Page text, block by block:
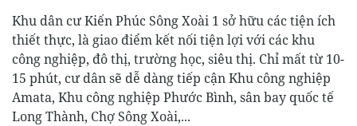
Khu dân cư Kiến Phúc Sông Xoài 1 sở hữu các tiện ích
thiết thực, là giao điểm kết nối tiện lợi với các khu
công nghiệp, đô thị, trường học, siêu thị. Chỉ mất từ 10-
15 phút, cư dân sẽ dễ dàng tiếp cận Khu công nghiệp
Amata, Khu công nghiệp Phước Bình, sân bay quốc tế
Long Thành, Chợ Sông Xoài,...